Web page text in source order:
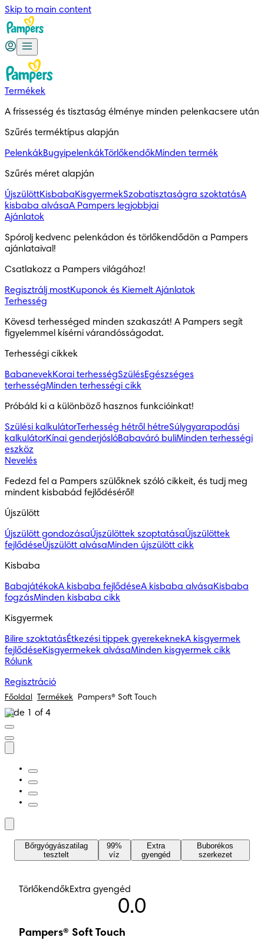
Skip to main content
Termékek
A frissesség és tisztaság élménye minden pelenkacsere után
Szűrés terméktípus alapján
PelenkákBugyipelenkákTörlőkendőkMinden termék
Szűrés méret alapján
ÚjszülöttKisbabaKisgyermekSzobatisztaságra szoktatásA
kisbaba alvásaA Pampers legjobbjai
Ajánlatok
Spórolj kedvenc pelenkádon és törlőkendődön a Pampers
ajánlataival!
Csatlakozz a Pampers világához!
Regisztrálj mostKuponok és Kiemelt Ajánlatok
Terhesség
Kövesd terhességed minden szakaszát! A Pampers segít
figyelemmel kísérni várandósságodat.
Terhességi cikkek
BabanevekKorai terhességSzülésEgészséges
terhességMinden terhességi cikk
Próbáld ki a különböző hasznos funkcióinkat!
Szülési kalkulátorTerhesség hétről hétreSúlygyarapodási
kalkulátorKínai genderjóslóBabaváró buliMinden terhességi
eszköz
Nevelés
Fedezd fel a Pampers szülőknek szóló cikkeit, és tudj meg
mindent kisbabád fejlődéséről!
Újszülött
Újszülött gondozásaÚjszülöttek szoptatásaÚjszülöttek
fejlődéseÚjszülött alvásaMinden újszülött cikk
Kisbaba
BabajátékokA kisbaba fejlődéseA kisbaba alvásaKisbaba
fogzásMinden kisbaba cikk
Kisgyermek
Bilire szoktatásÉtkezési tippek gyerekeknekA kisgyermek
fejlődéseKisgyermekek alvásaMinden kisgyermek cikk
Rólunk
Regisztráció
Főoldal Termékek Pampers® Soft Touch
Slide 1 of 4
Bőrgyógyászatilag
tesztelt
99%
víz
Extra
gyengéd
Buborékos
szerkezet
TörlőkendőkExtra gyengéd
0.0
Pampers® Soft Touch